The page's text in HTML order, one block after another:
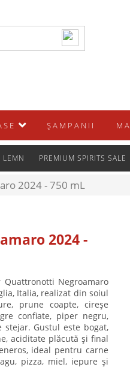
ŞAMPANII
PREMIUM SPIRITS SALE
2024 - 750 mL
2024 -
Quattronotti Negroamaro
Italia, realizat din soiul
prune coapte, cireșe
confiate, piper negru,
Gustul este bogat,
aciditate plăcută și final
ideal pentru carne
pizza, miel, iepure și